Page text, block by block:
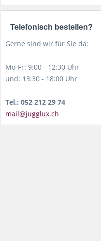
Telefonisch bestellen?
Gerne sind wir für Sie da:
Mo-Fr: 9:00 - 12:30 Uhr
und: 13:30 - 18:00 Uhr
Tel.: 052 212 29 74
mail@jugglux.ch